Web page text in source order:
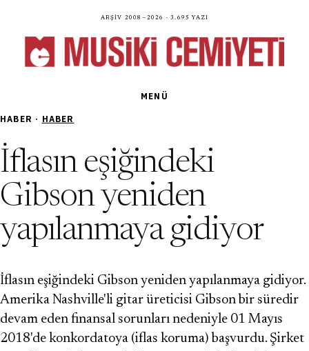
Arşiv 2008—2026 · 3.695 yazı
MENÜ
HABER · HABER
İflasın eşiğindeki
Gibson yeniden
yapılanmaya gidiyor
İflasın eşiğindeki Gibson yeniden yapılanmaya gidiyor.
Amerika Nashville'li gitar üreticisi Gibson bir süredir
devam eden finansal sorunları nedeniyle 01 Mayıs
2018'de konkordatoya (iflas koruma) başvurdu. Şirket